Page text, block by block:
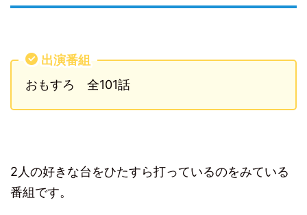
出演番組
おもすろ 全101話
2人の好きな台をひたすら打っているのをみている
番組です。